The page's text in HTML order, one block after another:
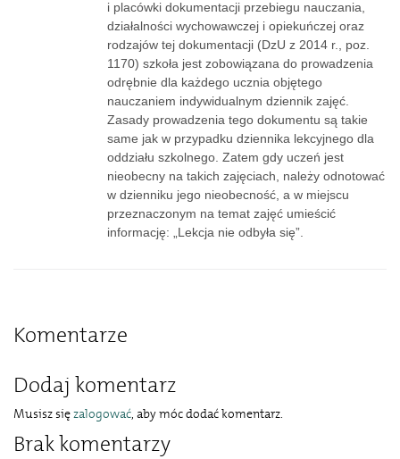
i placówki dokumentacji przebiegu nauczania,
działalności wychowawczej i opiekuńczej oraz
rodzajów tej dokumentacji (DzU z 2014 r., poz.
1170) szkoła jest zobowiązana do prowadzenia
odrębnie dla każdego ucznia objętego
nauczaniem indywidualnym dziennik zajęć.
Zasady prowadzenia tego dokumentu są takie
same jak w przypadku dziennika lekcyjnego dla
oddziału szkolnego. Zatem gdy uczeń jest
nieobecny na takich zajęciach, należy odnotować
w dzienniku jego nieobecność, a w miejscu
przeznaczonym na temat zajęć umieścić
informację: „Lekcja nie odbyła się”.
Komentarze
Dodaj komentarz
Musisz sięzalogować, aby móc dodać komentarz.
Brak komentarzy